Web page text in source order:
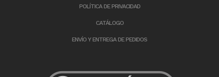
POLÍTICA DE PRIVACIDAD
CATÁLOGO
ENVÍO Y ENTREGA DE PEDIDOS